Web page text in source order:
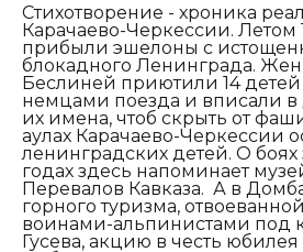
Стихотворение - хроника
Карачаево-Черкессии. Летом
прибыли эшелоны с
блокадного Ленинграда.
Беслиней приютили 14 детей
немцами поезда и вписали
их имена, чтоб скрыть от
аулах Карачаево-Черкессии
ленинградских детей. О боях
годах здесь напоминает
Перевалов Кавказа. А в
горного туризма,
воинами-альпинистами под
Гусева, акцию в честь